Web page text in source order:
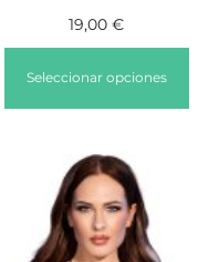
19,00 €
Seleccionar opciones